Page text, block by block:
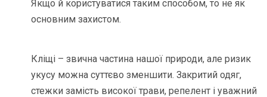
Якщо й користуватися таким способом, то не як
основним захистом.
Кліщі – звична частина нашої природи, але ризик
укусу можна суттєво зменшити. Закритий одяг,
стежки замість високої трави, репелент і уважний